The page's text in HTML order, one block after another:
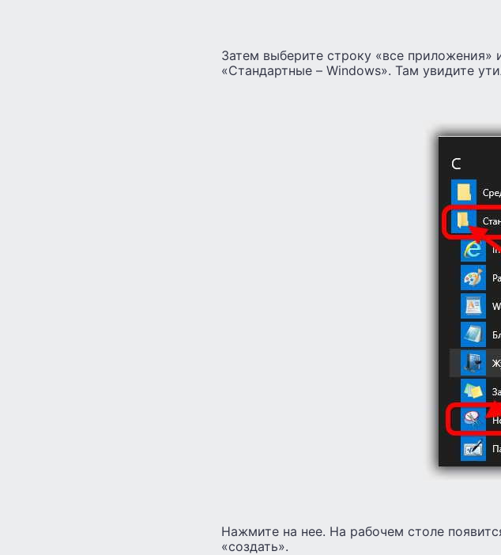
Затем выберите строку «все приложения»
«Стандартные – Windows». Там увидите
Нажмите на нее. На рабочем столе
«создать».